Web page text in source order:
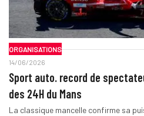
ORGANISATIONS
14/06/2026
Sport auto. record de
des 24H du Mans
La classique mancelle confirme sa